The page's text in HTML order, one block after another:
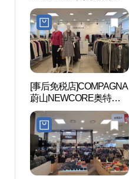
山店(후아유 뉴코아아울
렛 울산점)
[事后免税店]COMPAGNA
蔚山NEWCORE奥特莱
斯店(꼼빠니아 뉴코아아
울렛 울산점)